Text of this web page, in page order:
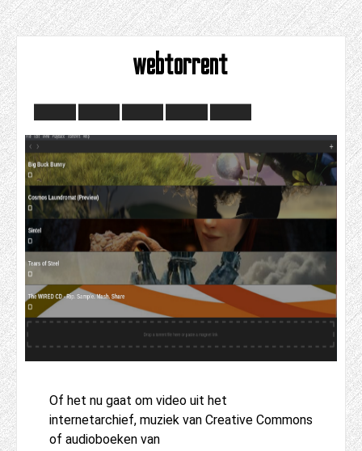
webtorrent
Of het nu gaat om video uit het
internetarchief, muziek van Creative Commons
of audioboeken van